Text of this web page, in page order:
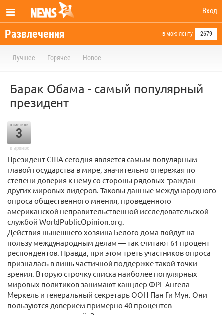
Вход
Развлечения в мою ленту 2679
Лучшее Горячее Новое
Барак Обама - самый популярный
президент
отметили
3
в архиве
Президент США сегодня является самым популярным
главой государства в мире, значительно опережая по
степени доверия к нему со стороны рядовых граждан
других мировых лидеров. Таковы данные международного
опроса общественного мнения, проведенного
американской неправительственной исследовательской
службой WorldPublicOpinion.org.
Действия нынешнего хозяина Белого дома пойдут на
пользу международным делам — так считают 61 процент
респондентов. Правда, при этом треть участников опроса
призналась в лишь частичной поддержке такой точки
зрения. Вторую строчку списка наиболее популярных
мировых политиков занимают канцлер ФРГ Ангела
Меркель и генеральный секретарь ООН Пан Ги Мун. Они
пользуются доверием примерно 40 процентов